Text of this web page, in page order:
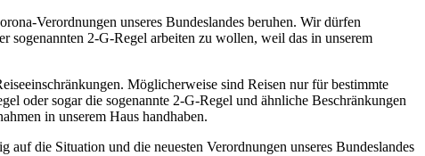
Verordnungen unseres Bundeslandes beruhen. Wir dürfen
sogenannten 2-G-Regel arbeiten zu wollen, weil das in unserem
Möglicherweise sind Reisen nur für bestimmte
oder sogar die sogenannte 2-G-Regel und ähnliche Beschränkungen
in unserem Haus handhaben.
die Situation und die neuesten Verordnungen unseres Bundeslandes